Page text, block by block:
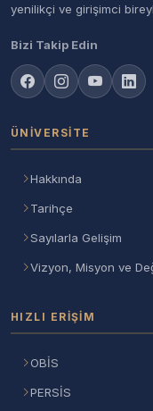
yenilikçi ve girişimci
Bizi Takip Edin
ÜNIVERSITE
Hakkında
Tarihçe
Sayılarla Gelişim
Vizyon, Misyon ve
HIZLI ERIŞIM
OBİS
PERSİS